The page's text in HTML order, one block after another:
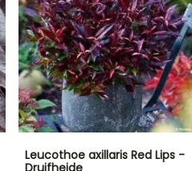
Leucothoe axillaris Red Lips -
Druifheide